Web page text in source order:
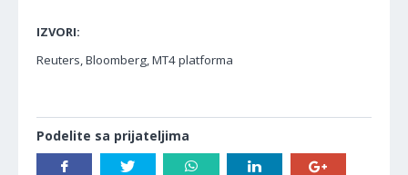
IZVORI:
Reuters, Bloomberg, MT4 platforma
Podelite sa prijateljima